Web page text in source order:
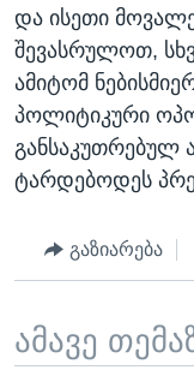
და ისეთი
შევასრულოთ,
ამიტომ
პოლიტიკური
განსაკუთრებულ
ტარდებოდეს
გაზიარება
ამავე